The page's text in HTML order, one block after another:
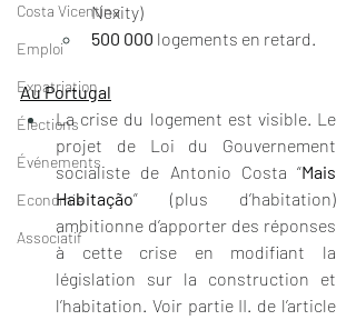
Costa Vicentina
Emploi
Expatriation
Élections
Événements
Economie
Associatif
Nexity)
500 000 logements en retard.
Au Portugal
La crise du logement est visible. Le
projet de Loi du Gouvernement
socialiste de Antonio Costa “Mais
Habitação” (plus d’habitation)
ambitionne d’apporter des réponses
à cette crise en modifiant la
législation sur la construction et
l’habitation. Voir partie II. de l’article